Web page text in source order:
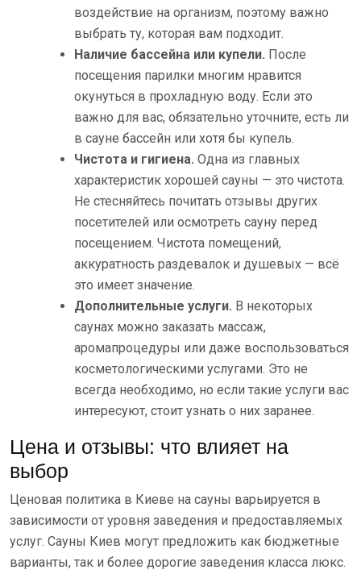
воздействие на организм, поэтому важно
выбрать ту, которая вам подходит.
Наличие бассейна или купели. После
посещения парилки многим нравится
окунуться в прохладную воду. Если это
важно для вас, обязательно уточните, есть ли
в сауне бассейн или хотя бы купель.
Чистота и гигиена. Одна из главных
характеристик хорошей сауны — это чистота.
Не стесняйтесь почитать отзывы других
посетителей или осмотреть сауну перед
посещением. Чистота помещений,
аккуратность раздевалок и душевых — всё
это имеет значение.
Дополнительные услуги. В некоторых
саунах можно заказать массаж,
аромапроцедуры или даже воспользоваться
косметологическими услугами. Это не
всегда необходимо, но если такие услуги вас
интересуют, стоит узнать о них заранее.
Цена и отзывы: что влияет на
выбор
Ценовая политика в Киеве на сауны варьируется в
зависимости от уровня заведения и предоставляемых
услуг. Сауны Киев могут предложить как бюджетные
варианты, так и более дорогие заведения класса люкс.